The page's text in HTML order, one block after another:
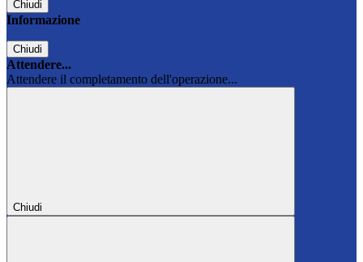
Chiudi
Informazione
Chiudi
Attendere...
Attendere il completamento dell'operazione...
Chiudi